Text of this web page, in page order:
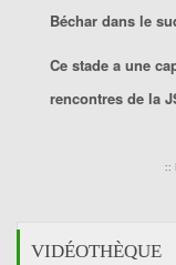
Béchar dans le
Ce stade a une
rencontres de la
::
VIDÉOTHÈQUE